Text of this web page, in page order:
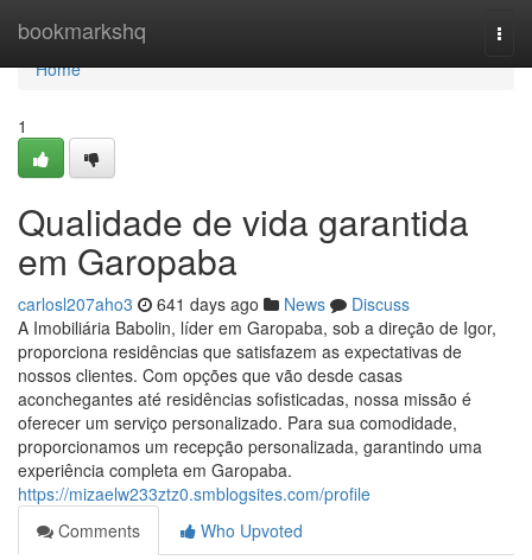
bookmarkshq
Home
Home
1
Qualidade de vida garantida
em Garopaba
carlosl207aho3 641 days ago News
Discuss
A Imobiliária Babolin, líder em Garopaba, sob a direção de Igor,
proporciona residências que satisfazem as expectativas de
nossos clientes. Com opções que vão desde casas
aconchegantes até residências sofisticadas, nossa missão é
oferecer um serviço personalizado. Para sua comodidade,
proporcionamos um recepção personalizada, garantindo uma
experiência completa em Garopaba.
https://mizaelw233ztz0.smblogsites.com/profile
Comments
Who Upvoted